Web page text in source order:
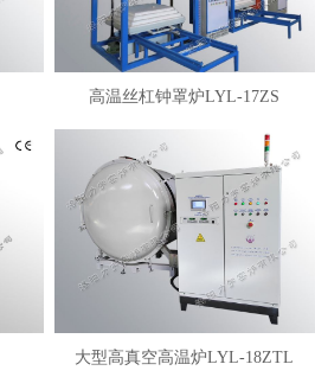
高温丝杠钟罩炉LYL-17ZS
大型高真空高温炉LYL-18ZTL